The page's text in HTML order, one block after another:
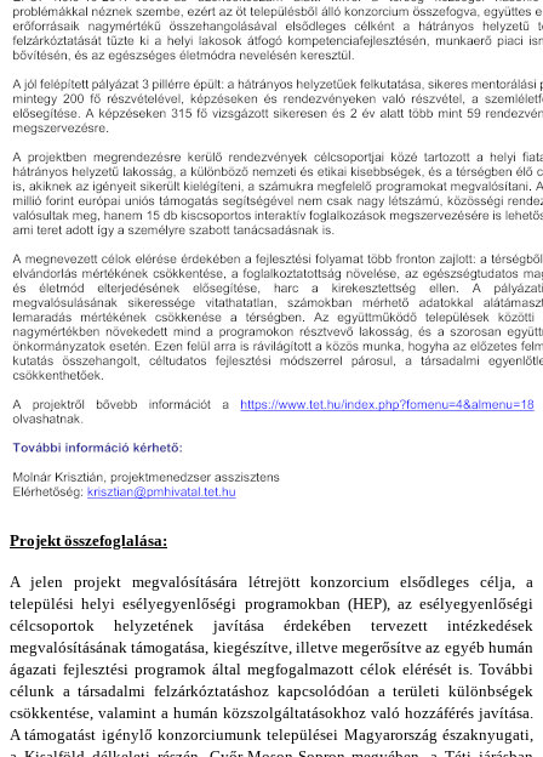
Projekt összefoglalása:
A jelen projekt megvalósítására létrejött konzorcium elsődleges célja, a
települési helyi esélyegyenlőségi programokban (HEP), az esélyegyenlőségi
célcsoportok helyzetének javítása érdekében tervezett intézkedések
megvalósításának támogatása, kiegészítve, illetve megerősítve az egyéb humán
ágazati fejlesztési programok által megfogalmazott célok elérését is. További
célunk a társadalmi felzárkóztatáshoz kapcsolódóan a területi különbségek
csökkentése, valamint a humán közszolgáltatásokhoz való hozzáférés javítása.
A támogatást igénylő konzorciumunk települései Magyarország északnyugati,